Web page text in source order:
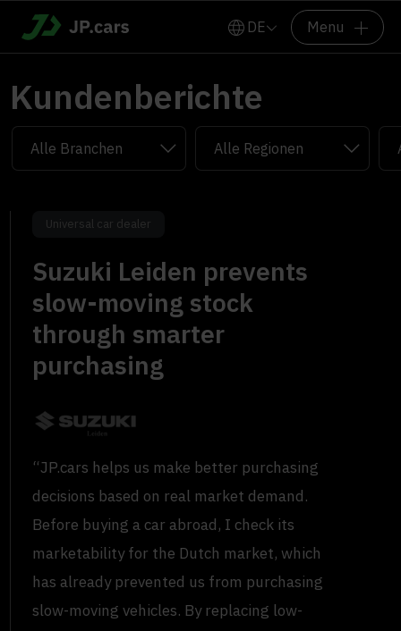
DE Menu
Kundenberichte
Universal car dealer
Suzuki Leiden prevents
slow-moving stock
through smarter
purchasing
“JP.cars helps us make better purchasing
decisions based on real market demand.
Before buying a car abroad, I check its
marketability for the Dutch market, which
has already prevented us from purchasing
slow-moving vehicles. By replacing low-